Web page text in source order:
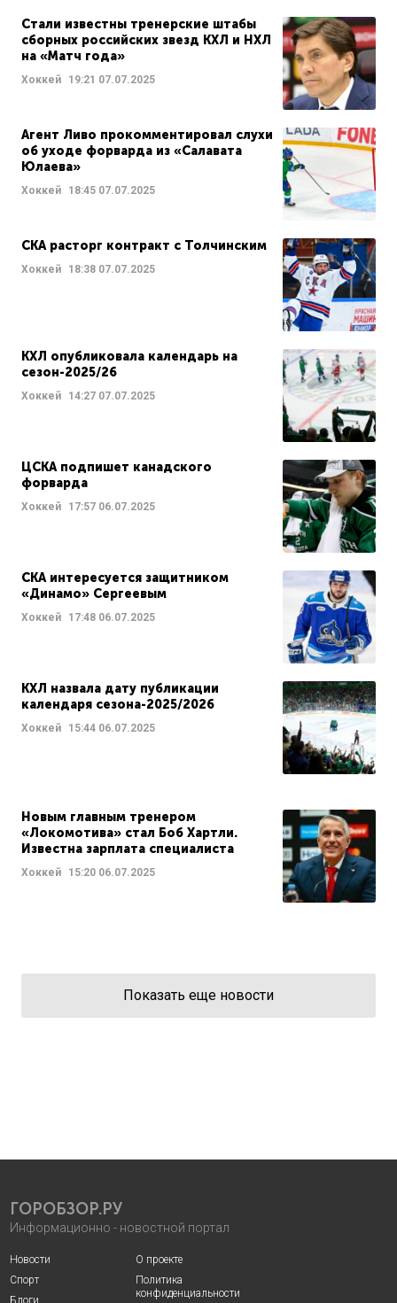
Стали известны тренерские штабы
сборных российских звезд КХЛ и НХЛ
на «Матч года»
Хоккей 19:21 07.07.2025
Агент Ливо прокомментировал слухи
об уходе форварда из «Салавата
Юлаева»
Хоккей 18:45 07.07.2025
СКА расторг контракт с Толчинским
Хоккей 18:38 07.07.2025
КХЛ опубликовала календарь на
сезон-2025/26
Хоккей 14:27 07.07.2025
ЦСКА подпишет канадского
форварда
Хоккей 17:57 06.07.2025
СКА интересуется защитником
«Динамо» Сергеевым
Хоккей 17:48 06.07.2025
КХЛ назвала дату публикации
календаря сезона-2025/2026
Хоккей 15:44 06.07.2025
Новым главным тренером
«Локомотива» стал Боб Хартли.
Известна зарплата специалиста
Хоккей 15:20 06.07.2025
Показать еще новости
ГОРОБЗОР.РУ
Информационно - новостной портал
Новости
Спорт
Блоги
О проекте
Политика
конфиденциальности